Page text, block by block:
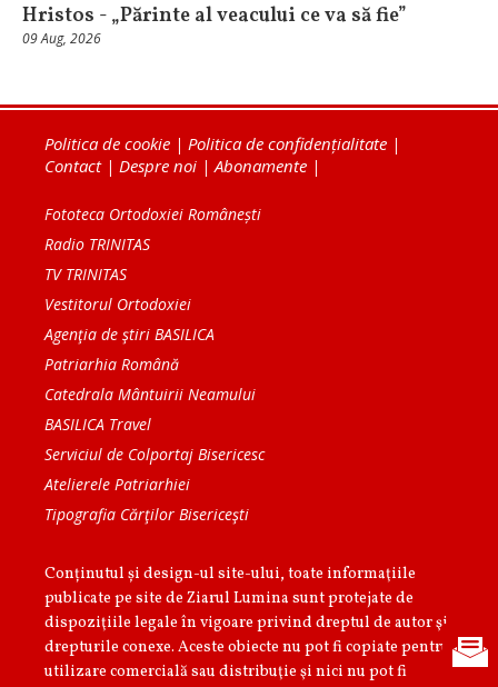
Hristos - „Părinte al veacului ce va să fie”
09 Aug, 2026
Politica de cookie | Politica de confidențialitate |
Contact| Despre noi | Abonamente |
Fototeca Ortodoxiei Românești
Radio TRINITAS
TV TRINITAS
Vestitorul Ortodoxiei
Agenţia de ştiri BASILICA
Patriarhia Română
Catedrala Mântuirii Neamului
BASILICA Travel
Serviciul de Colportaj Bisericesc
Atelierele Patriarhiei
Tipografia Cărţilor Bisericeşti
Conținutul și design-ul site-ului, toate informaţiile
publicate pe site de Ziarul Lumina sunt protejate de
dispoziţiile legale în vigoare privind dreptul de autor şi
drepturile conexe. Aceste obiecte nu pot fi copiate pentru
utilizare comercială sau distribuţie şi nici nu pot fi